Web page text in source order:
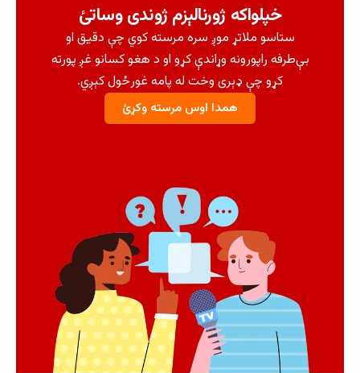
خپلواکه ژورنالېزم ژوندی وساتئ
ستاسو ملاتړ موږ سره مرسته کوي چې دقیق او
بې‌طرفه راپورونه وړاندې کړو او د هغو کسانو غږ پورته
کړو چې ډېری وخت له پامه غورځول کېږي.
همدا اوس مرسته وکړئ